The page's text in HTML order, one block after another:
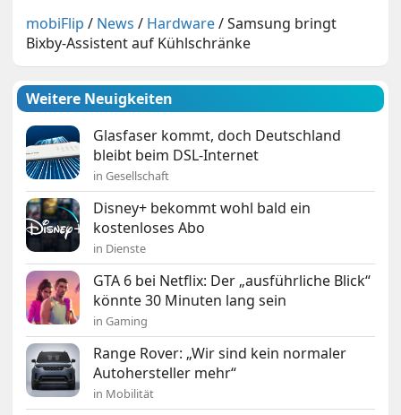
mobiFlip / News / Hardware/Samsung bringt
Bixby-Assistent auf Kühlschränke
Weitere Neuigkeiten
Glasfaser kommt, doch Deutschland
bleibt beim DSL-Internet
in Gesellschaft
Disney+ bekommt wohl bald ein
kostenloses Abo
in Dienste
GTA 6 bei Netflix: Der „ausführliche Blick“
könnte 30 Minuten lang sein
in Gaming
Range Rover: „Wir sind kein normaler
Autohersteller mehr“
in Mobilität